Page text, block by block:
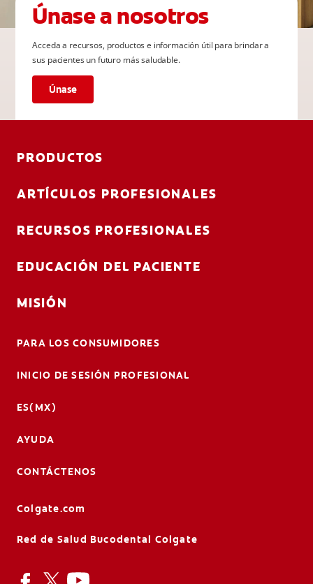
Únase a nosotros
Acceda a recursos, productos e información útil para brindar a
sus pacientes un futuro más saludable.
Únase
PRODUCTOS
ARTÍCULOS PROFESIONALES
RECURSOS PROFESIONALES
EDUCACIÓN DEL PACIENTE
MISIÓN
PARA LOS CONSUMIDORES
INICIO DE SESIÓN PROFESIONAL
ES(MX)
AYUDA
CONTÁCTENOS
Colgate.com
Red de Salud Bucodental Colgate